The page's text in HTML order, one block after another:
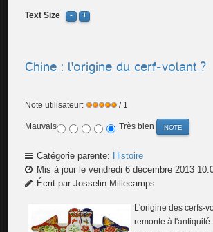
Text Size
Chine : l'origine du cerf-volant ?
Note utilisateur: / 1
Mauvais Très bien
Catégorie parente: Histoire
Mis à jour le vendredi 6 décembre 2013
Écrit par Josselin Millecamps
L'origine des cerfs-
remonte à